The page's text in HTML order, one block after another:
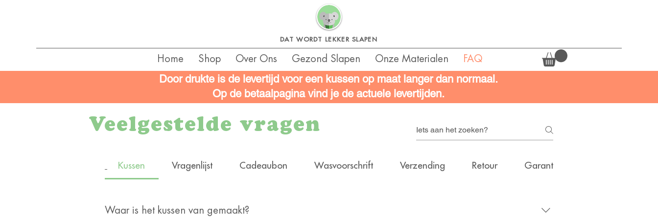
DAT WORDT LEKKER SLAPEN
Home Shop Over Ons Gezond Slapen Onze Materialen FAQ
Kussen Vragenlijst Cadeaubon Wasvoorschrift Verzending Retour Garantie
Waar is het kussen van gemaakt?
Veelgestelde vragen
Door drukte is de levertijd voor een kussen op maat langer dan normaal.
Op de betaalpagina vind je de actuele levertijden.